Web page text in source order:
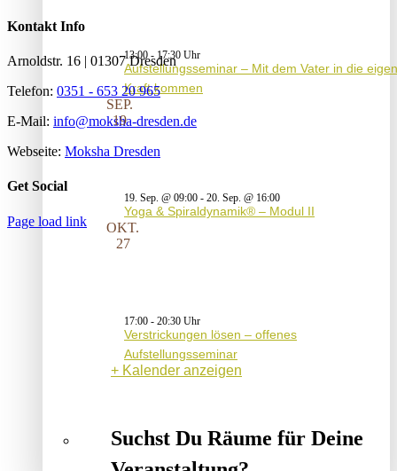
13:00 - 17:30
Aufstellungsseminar – Mit dem Vater in die
Kraft kommen
SEP.
19
19. Sep. @ 09:00 - 20. Sep. @ 16:00
Yoga & Spiraldynamik® – Modul II
OKT.
27
17:00 - 20:30
Verstrickungen lösen – offenes
Aufstellungsseminar
Kalender anzeigen
Suchst Du Räume für Deine
Kontakt Info
Arnoldstr. 16 | 01307 Dresden
Telefon: 0351 - 653 20 965
E-Mail: info@moksha-dresden.de
Webseite: Moksha Dresden
Get Social
Page load link